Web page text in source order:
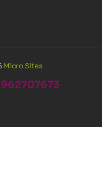
Micro Sites